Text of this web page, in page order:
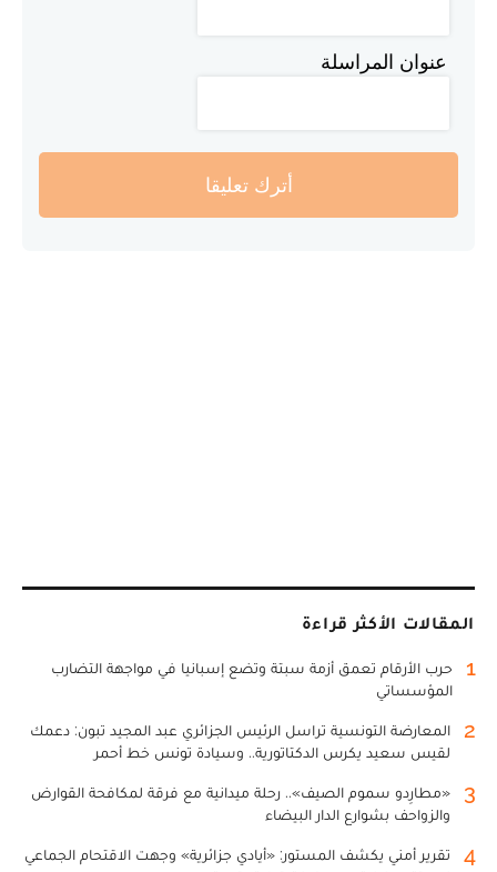
عنوان المراسلة
أترك تعليقا
المقالات الأكثر قراءة
1
حرب الأرقام تعمق أزمة سبتة وتضع إسبانيا في مواجهة التضارب
المؤسساتي
2
المعارضة التونسية تراسل الرئيس الجزائري عبد المجيد تبون: دعمك
لقيس سعيد يكرس الدكتاتورية.. وسيادة تونس خط أحمر
3
«مطارِدو سموم الصيف».. رحلة ميدانية مع فرقة لمكافحة القوارض
والزواحف بشوارع الدار البيضاء
4
تقرير أمني يكشف المستور: «أيادي جزائرية» وجهت الاقتحام الجماعي